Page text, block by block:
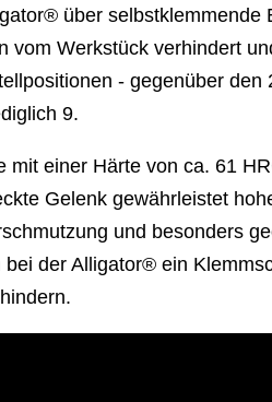
über selbstklemmende
vom Werkstück verhindert
- gegenüber
9.
mit einer Härte von ca. 61
Gelenk gewährleistet
und besonders
der Alligator® ein